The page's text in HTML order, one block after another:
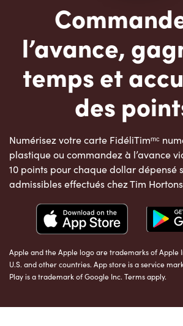
l’avance,
temps et
des
Numérisez votre carte FidéliTimᵐᶜ
plastique ou commandez à l’avance
10 points pour chaque dollar dépensé
admissibles effectués chez Tim
Apple and the Apple logo are trademarks of Apple
U.S. and other countries. App store is a service
Play is a trademark of Google Inc. Terms apply.